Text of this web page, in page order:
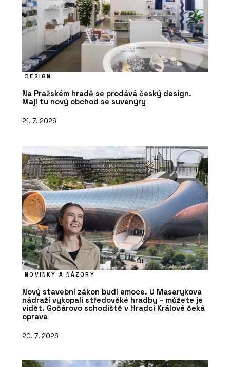
DESIGN
Na Pražském hradě se prodává český design.
Mají tu nový obchod se suvenýry
21. 7. 2026
NOVINKY A NÁZORY
Nový stavební zákon budí emoce. U Masarykova
nádraží vykopali středověké hradby – můžete je
vidět. Gočárovo schodiště v Hradci Králové čeká
oprava
20. 7. 2026